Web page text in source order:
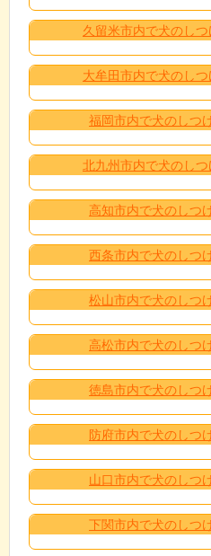
久留米市内で犬のし
大牟田市内で犬のし
福岡市内で犬のしつ
北九州市内で犬のし
高知市内で犬のしつ
西条市内で犬のしつ
松山市内で犬のしつ
高松市内で犬のしつ
徳島市内で犬のしつ
防府市内で犬のしつ
山口市内で犬のしつ
下関市内で犬のしつ